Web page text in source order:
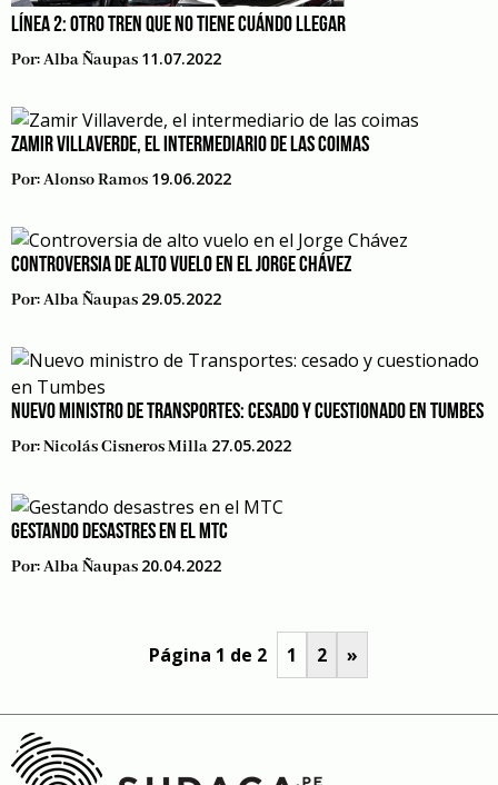
LÍNEA 2: OTRO TREN QUE NO TIENE CUÁNDO LLEGAR
Por:Alba Ñaupas 11.07.2022
ZAMIR VILLAVERDE, EL INTERMEDIARIO DE LAS COIMAS
Por:Alonso Ramos 19.06.2022
CONTROVERSIA DE ALTO VUELO EN EL JORGE CHÁVEZ
Por:Alba Ñaupas 29.05.2022
NUEVO MINISTRO DE TRANSPORTES: CESADO Y CUESTIONADO EN TUMBES
Por:Nicolás Cisneros Milla 27.05.2022
GESTANDO DESASTRES EN EL MTC
Por:Alba Ñaupas 20.04.2022
Página 1 de 2 1 2 »